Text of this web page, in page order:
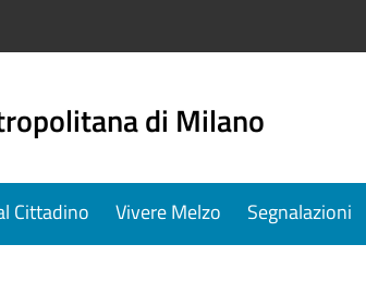
di Milano
Cittadino Vivere Melzo Segnalazioni